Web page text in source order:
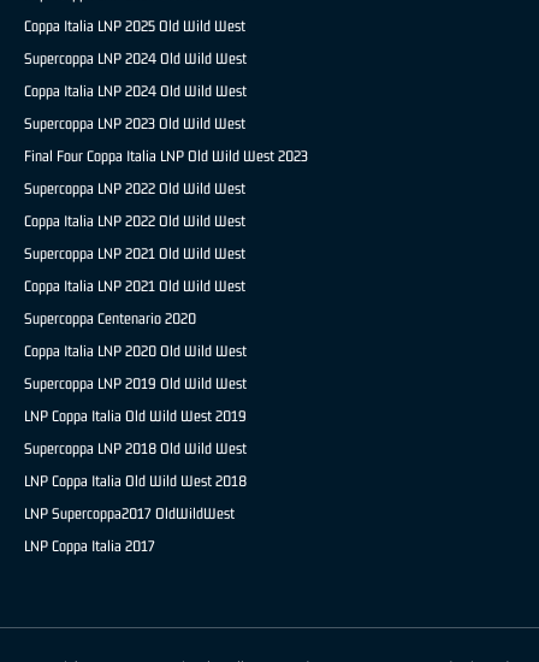
Coppa Italia LNP 2025 Old Wild West
Supercoppa LNP 2024 Old Wild West
Coppa Italia LNP 2024 Old Wild West
Supercoppa LNP 2023 Old Wild West
Final Four Coppa Italia LNP Old Wild West 2023
Supercoppa LNP 2022 Old Wild West
Coppa Italia LNP 2022 Old Wild West
Supercoppa LNP 2021 Old Wild West
Coppa Italia LNP 2021 Old Wild West
Supercoppa Centenario 2020
Coppa Italia LNP 2020 Old Wild West
Supercoppa LNP 2019 Old Wild West
LNP Coppa Italia Old Wild West 2019
Supercoppa LNP 2018 Old Wild West
LNP Coppa Italia Old Wild West 2018
LNP Supercoppa2017 OldWildWest
LNP Coppa Italia 2017